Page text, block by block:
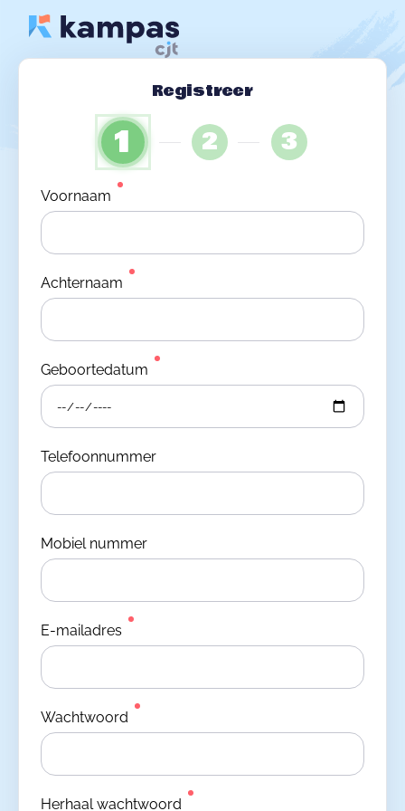
Registreer
1 2 3
Voornaam
Achternaam
Geboortedatum
Telefoonnummer
Mobiel nummer
E-mailadres
Wachtwoord
Herhaal wachtwoord